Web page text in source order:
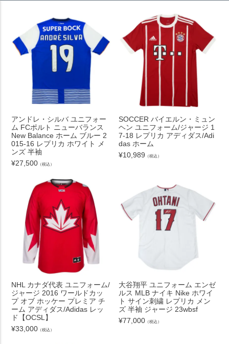
アンドレ・シルバ ユニフォー
ム FCポルト ニューバランス
New Balance ホーム ブルー 2
015-16 レプリカ ホワイト メ
ンズ 半袖
¥27,500 （税込）
SOCCER バイエルン・ミュン
ヘン ユニフォーム/ジャージ 1
7-18 レプリカ アディダス/Adi
das ホーム
¥10,989 （税込）
NHL カナダ代表 ユニフォーム/
ジャージ 2016 ワールドカッ
プ オブ ホッケー プレミア チ
ーム アディダス/Adidas レッ
ド【OCSL】
¥33,000 （税込）
大谷翔平 ユニフォーム エンゼ
ルス MLB ナイキ Nike ホワイ
ト サイン刺繍 レプリカ メン
ズ 半袖 ジャージ 23wbsf
¥77,000 （税込）